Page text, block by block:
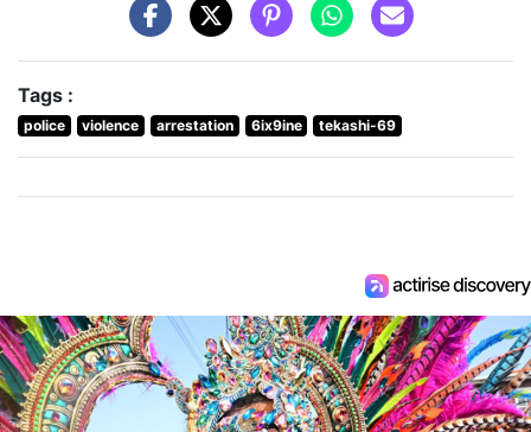
Tags :
police violence arrestation 6ix9ine tekashi-69